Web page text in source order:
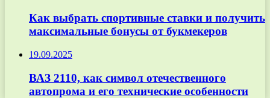
Как выбрать спортивные ставки и получить
максимальные бонусы от букмекеров
19.09.2025
ВАЗ 2110, как символ отечественного
автопрома и его технические особенности